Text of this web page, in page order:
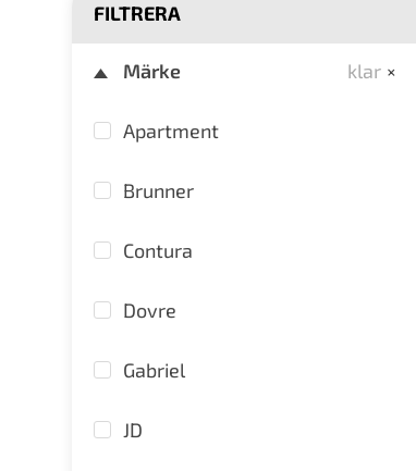
FILTRERA
Märke klar+
Apartment
Brunner
Contura
Dovre
Gabriel
JD